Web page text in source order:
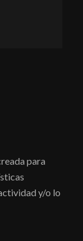
para
y/o lo